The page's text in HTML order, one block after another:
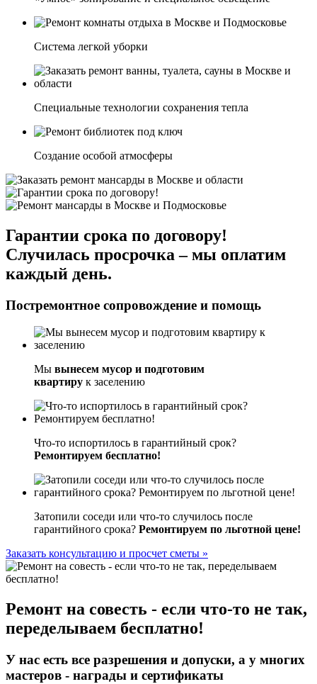
Система легкой уборки
Специальные технологии сохранения тепла
Создание особой атмосферы
Гарантии срока по договору!
Случилась просрочка – мы оплатим
каждый день.
Постремонтное сопровождение и помощь
Мы вынесем мусор и подготовим
квартиру к заселению
Что-то испортилось в гарантийный срок?
Ремонтируем бесплатно!
Затопили соседи или что-то случилось после
гарантийного срока? Ремонтируем по льготной цене!
Заказать консультацию и просчет сметы »
Ремонт на совесть - если что-то не так,
переделываем бесплатно!
У нас есть все разрешения и допуски, а у многих
мастеров - награды и сертификаты